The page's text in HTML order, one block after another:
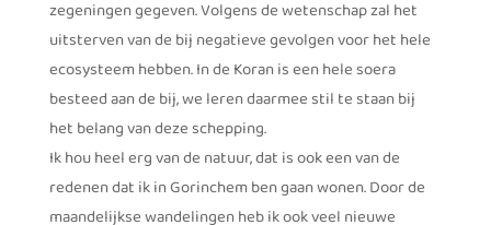
zegeningen gegeven. Volgens de wetenschap zal het
uitsterven van de bij negatieve gevolgen voor het hele
ecosysteem hebben. In de Koran is een hele soera
besteed aan de bij, we leren daarmee stil te staan bij
het belang van deze schepping.
Ik hou heel erg van de natuur, dat is ook een van de
redenen dat ik in Gorinchem ben gaan wonen. Door de
maandelijkse wandelingen heb ik ook veel nieuwe